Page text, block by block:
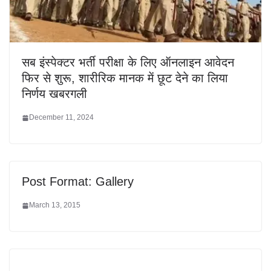
सब इंस्पेक्टर भर्ती परीक्षा के लिए ऑनलाइन आवेदन
फिर से शुरू, शारीरिक मानक में छूट देने का लिया
निर्णय खबरगली
December 11, 2024
Post Format: Gallery
March 13, 2015